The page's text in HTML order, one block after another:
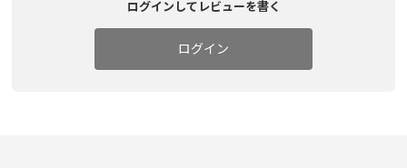
ログインしてレビューを書く
ログイン